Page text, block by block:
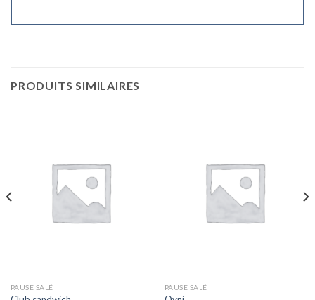
PRODUITS SIMILAIRES
PAUSE SALÉ PAUSE SALÉ